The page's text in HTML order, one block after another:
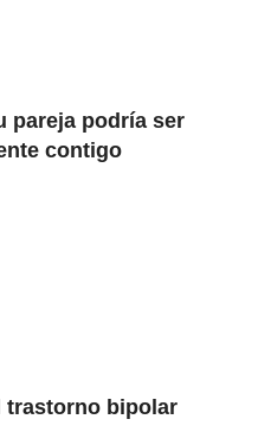
pareja podría ser
contigo
trastorno bipolar